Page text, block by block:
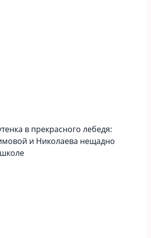
в прекрасного лебедя:
и Николаева нещадно